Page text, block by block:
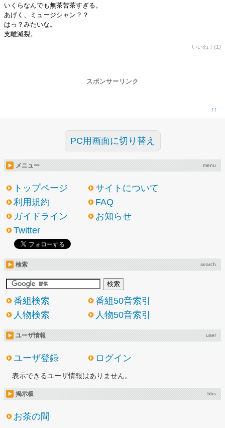
いくらなんでも無茶苦茶すぎる。
あげく、ミュージシャン？？
はっ？みたいな。
支離滅裂。
いいね！(1)
スポンサーリンク
↑↑
PC用画面に切り替え
メニュー menu
トップページ
サイトについて
利用規約
FAQ
ガイドライン
お知らせ
Twitter
検索 search
番組検索
番組50音索引
人物検索
人物50音索引
ユーザ情報 user
ユーザ登録 ログイン
表示できるユーザ情報はありません。
掲示板 bbs
お茶の間